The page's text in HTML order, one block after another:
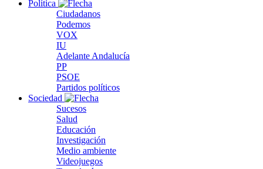
Política
Ciudadanos
Podemos
VOX
IU
Adelante Andalucía
PP
PSOE
Partidos políticos
Sociedad
Sucesos
Salud
Educación
Investigación
Medio ambiente
Videojuegos